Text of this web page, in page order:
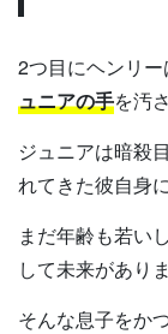
2つ目にヘンリ
ュニアの手を汚
ジュニアは暗殺
れてきた彼自身
まだ年齢も若い
して未来がありま
そんな息子をか